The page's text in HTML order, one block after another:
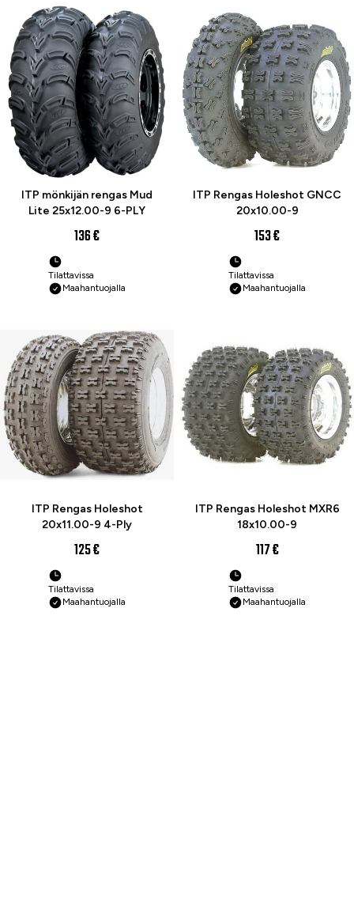
ITP mönkijän rengas Mud
Lite 25x12.00-9 6-PLY
136 €
Tilattavissa
Maahantuojalla
ITP Rengas Holeshot GNCC
20x10.00-9
153 €
Tilattavissa
Maahantuojalla
ITP Rengas Holeshot
20x11.00-9 4-Ply
125 €
Tilattavissa
Maahantuojalla
ITP Rengas Holeshot MXR6
18x10.00-9
117 €
Tilattavissa
Maahantuojalla